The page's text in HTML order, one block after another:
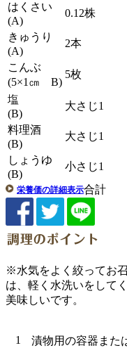
はくさい
(A)
0.12株
きゅうり
(A)
2本
こんぶ
(5×1㎝ B)
5枚
塩
(B)
大さじ1
料理酒
(B)
大さじ1
しょうゆ
(B)
小さじ1
栄養価の詳細表示合計
※水気をよく絞ってお
は、軽く水洗いをして
美味しいです。
1
漬物用の容器また